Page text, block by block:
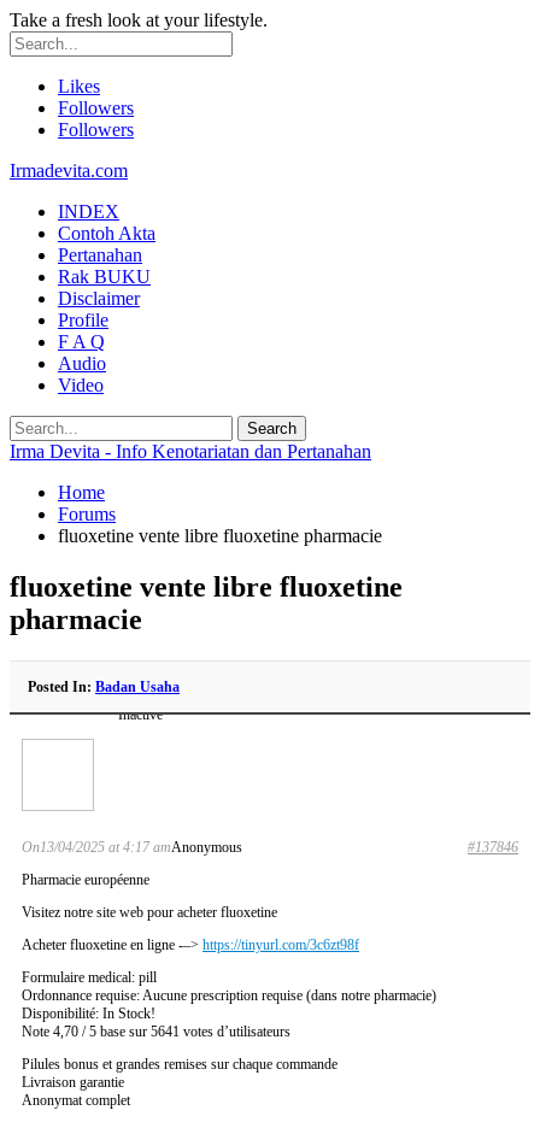
Take a fresh look at your lifestyle.
Likes
Followers
Followers
Irmadevita.com
INDEX
Contoh Akta
Pertanahan
Rak BUKU
Disclaimer
Profile
F A Q
Audio
Video
Irma Devita - Info Kenotariatan dan Pertanahan
Home
Forums
fluoxetine vente libre fluoxetine pharmacie
fluoxetine vente libre fluoxetine
pharmacie
Posted In: Badan Usaha
Inactive
Anonymous
On13/04/2025 at 4:17 am
#137846
Pharmacie européenne
Visitez notre site web pour acheter fluoxetine
Acheter fluoxetine en ligne -–> https://tinyurl.com/3c6zt98f
Formulaire medical: pill
Ordonnance requise: Aucune prescription requise (dans notre pharmacie)
Disponibilité: In Stock!
Note 4,70 / 5 base sur 5641 votes d’utilisateurs
Pilules bonus et grandes remises sur chaque commande
Livraison garantie
Anonymat complet